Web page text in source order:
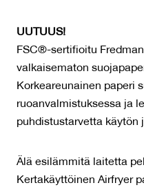
UUTUUS!
FSC®-sertifioitu
valkaisematon
Korkeareunainen paperi
ruoanvalmistuksessa ja
puhdistustarvetta käytön
Älä esilämmitä laitetta
Kertakäyttöinen Airfryer